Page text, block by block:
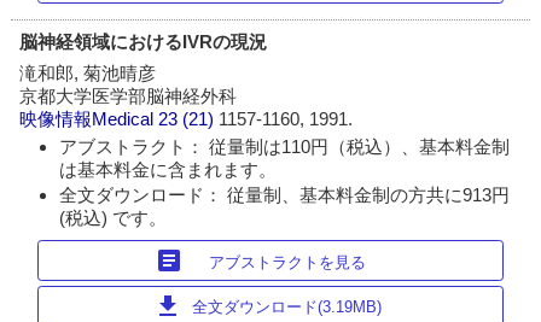
脳神経領域におけるIVRの現況
滝和郎, 菊池晴彦
京都大学医学部脳神経外科
映像情報Medical 23 (21) 1157-1160, 1991.
アブストラクト： 従量制は110円（税込）、基本料金制
は基本料金に含まれます。
全文ダウンロード： 従量制、基本料金制の方共に913円
(税込) です。
article アブストラクトを見る
download 全文ダウンロード(3.19MB)